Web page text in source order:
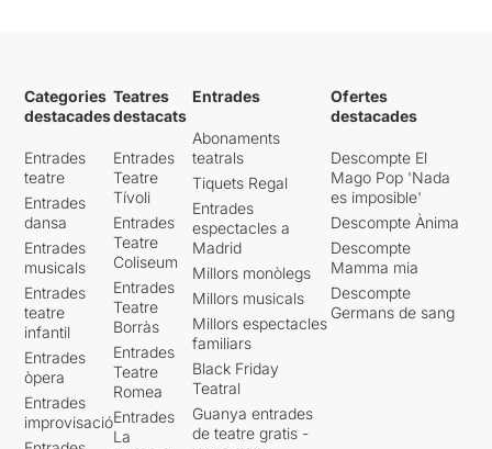
Categories
destacades
Entrades
teatre
Entrades
dansa
Entrades
musicals
Entrades
teatre
infantil
Entrades
òpera
Entrades
improvisació
Teatres
destacats
Entrades
Teatre
Tívoli
Entrades
Teatre
Coliseum
Entrades
Teatre
Borràs
Entrades
Teatre
Romea
Entrades
La
Entrades
Abonaments
teatrals
Tiquets Regal
Entrades
espectacles a
Madrid
Millors monòlegs
Millors musicals
Millors espectacles
familiars
Black Friday
Teatral
Guanya entrades
de teatre gratis -
Ofertes
destacades
Descompte El
Mago Pop 'Nada
es imposible'
Descompte Ànima
Descompte
Mamma mia
Descompte
Germans de sang